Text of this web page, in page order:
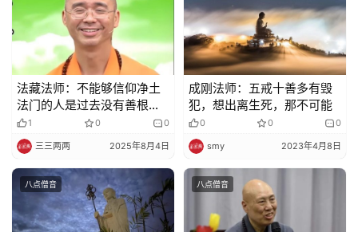
法藏法师：不能够信仰净土
法门的人是过去没有善根、
骄慢懈怠[净土深义]
1 0 0
三三两两 2025年8月4日
成刚法师：五戒十善多有毁
犯，想出离生死，那不可能
0 0 0
smy 2023年4月8日
八点僧音 八点僧音